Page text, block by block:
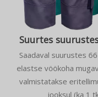
Suurtes
Saadaval suurustes
elastse vöökoha
valmistatakse
jooksul (ka 1